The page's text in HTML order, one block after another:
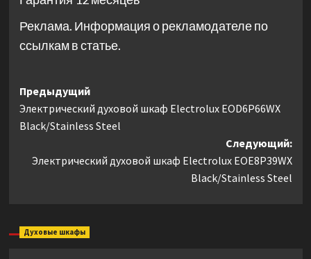
Реклама. Информация о рекламодателе по
ссылкам в статье.
Навигация
записи
Предыдущий
Электрический духовой шкаф Electrolux EOD6P66WX
Black/Stainless Steel
Следующий:
Электрический духовой шкаф Electrolux EOE8P39WX
Black/Stainless Steel
Духовые шкафы